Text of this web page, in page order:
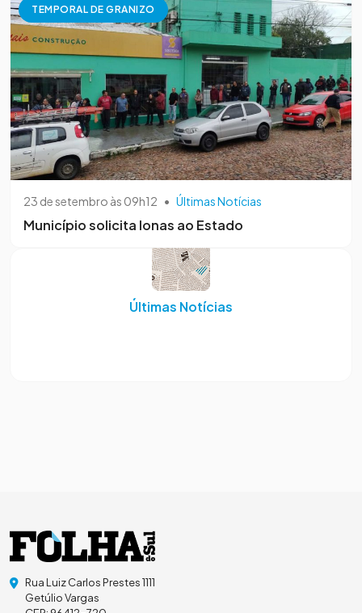
TEMPORAL DE GRANIZO
23 de setembro às 09h12 • Últimas Notícias
Município solicita lonas ao Estado
Últimas Notícias
Rua Luiz Carlos Prestes 1111
Getúlio Vargas